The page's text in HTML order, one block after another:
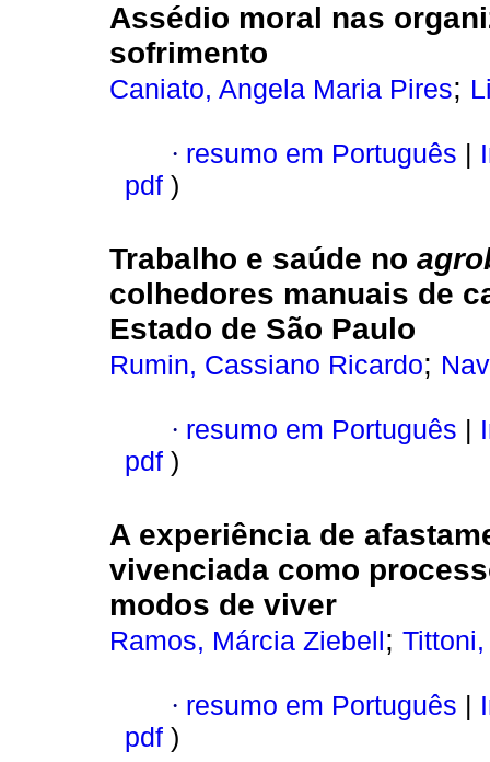
Assédio moral nas
sofrimento
Caniato, Angela Maria Pires;
· resumo em Português |
pdf )
Trabalho e saúde no
colhedores manuais de
Estado de São Paulo
Rumin, Cassiano Ricardo;
· resumo em Português |
pdf )
A experiência de
vivenciada como
modos de viver
Ramos, Márcia Ziebell;
· resumo em Português |
pdf )